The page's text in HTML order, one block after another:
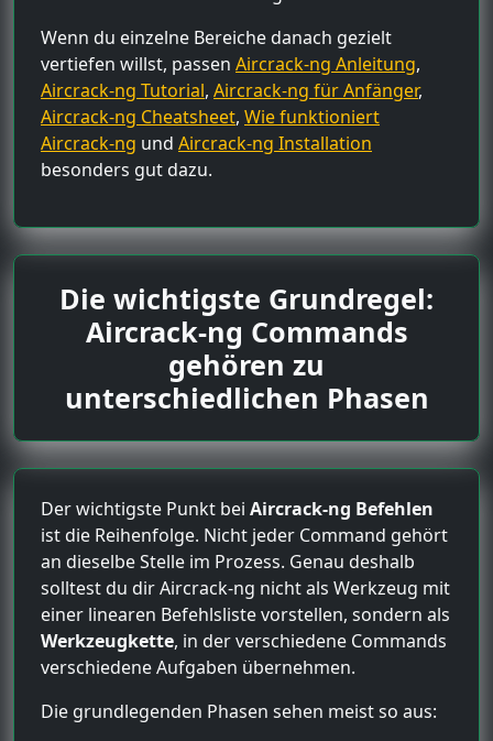
Wenn du einzelne Bereiche danach gezielt
vertiefen willst, passen Aircrack-ng Anleitung,
Aircrack-ng Tutorial, Aircrack-ng für Anfänger,
Aircrack-ng Cheatsheet, Wie funktioniert
Aircrack-ng und Aircrack-ng Installation
besonders gut dazu.
Die wichtigste Grundregel:
Aircrack-ng Commands
gehören zu
unterschiedlichen Phasen
Der wichtigste Punkt bei Aircrack-ng Befehlen
ist die Reihenfolge. Nicht jeder Command gehört
an dieselbe Stelle im Prozess. Genau deshalb
solltest du dir Aircrack-ng nicht als Werkzeug mit
einer linearen Befehlsliste vorstellen, sondern als
Werkzeugkette, in der verschiedene Commands
verschiedene Aufgaben übernehmen.
Die grundlegenden Phasen sehen meist so aus: